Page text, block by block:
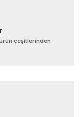
çeşitlerinden